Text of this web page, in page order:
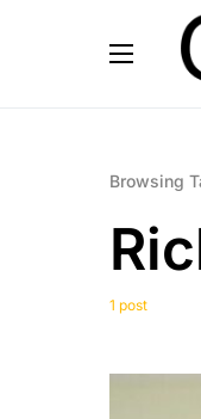
Browsing
1 post